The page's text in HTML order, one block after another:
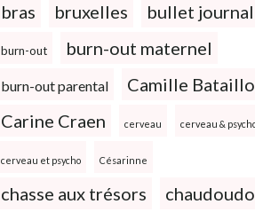
bras
bruxelles bullet journal
burn-out burn-out maternel
burn-out parental
Camille
Carine Craen
cerveau cerveau &
cerveau et psycho Césarinne
chasse aux trésors